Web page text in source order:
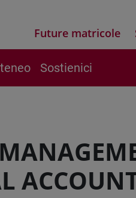
Future matricole
Sostienici